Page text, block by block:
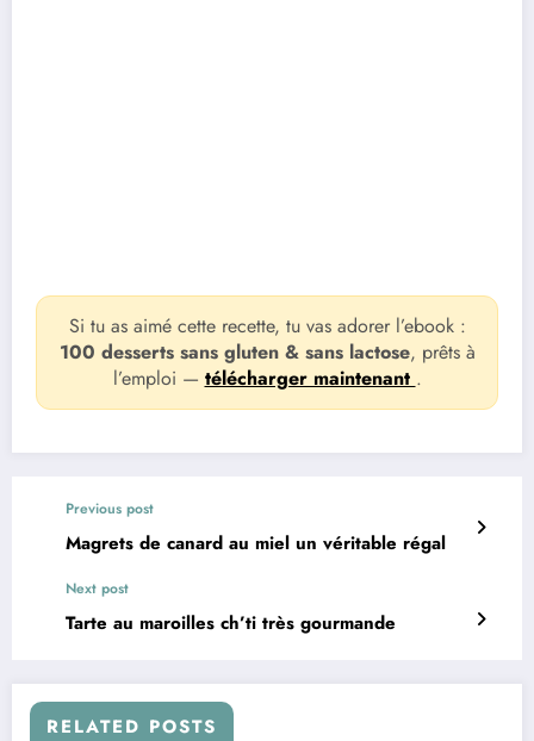
Si tu as aimé cette recette, tu vas adorer l’ebook :
100 desserts sans gluten & sans lactose, prêts à
l’emploi — télécharger maintenant .
Previous post
Magrets de canard au miel un véritable régal
Next post
Tarte au maroilles ch’ti très gourmande
RELATED POSTS